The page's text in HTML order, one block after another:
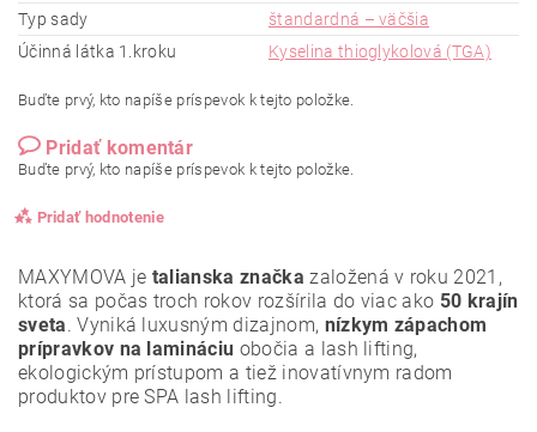
Typ sady
štandardná – väčšia
Účinná látka 1.kroku
Kyselina thioglykolová (TGA)
Buďte prvý, kto napíše príspevok k tejto položke.
Pridať komentár
Buďte prvý, kto napíše príspevok k tejto položke.
Pridať hodnotenie
MAXYMOVA je talianska značka založená v roku 2021,
ktorá sa počas troch rokov rozšírila do viac ako 50 krajín
sveta. Vyniká luxusným dizajnom, nízkym zápachom
prípravkov na lamináciu obočia a lash lifting,
ekologickým prístupom a tiež inovatívnym radom
produktov pre SPA lash lifting.